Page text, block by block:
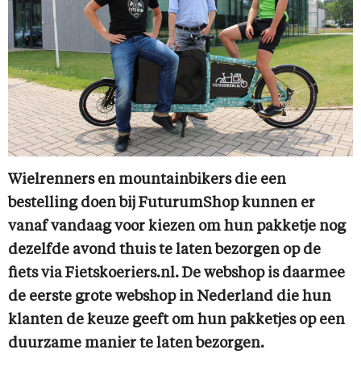
Wielrenners en mountainbikers die een
bestelling doen bij FuturumShop kunnen er
vanaf vandaag voor kiezen om hun pakketje nog
dezelfde avond thuis te laten bezorgen op de
fiets via Fietskoeriers.nl. De webshop is daarmee
de eerste grote webshop in Nederland die hun
klanten de keuze geeft om hun pakketjes op een
duurzame manier te laten bezorgen.